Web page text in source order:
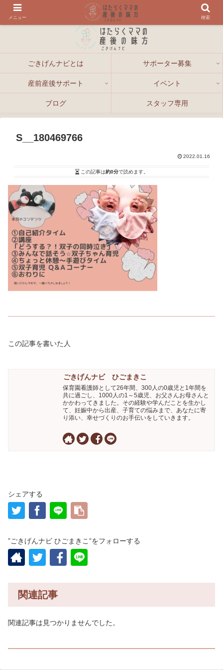
ごきげんナビとは サポーター募集
産前産後サポート イベント
ブログ スタッフ専用
S__180469766
2022.01.16
この記事は約0分で読めます。
この記事を書いた人
ごきげんナビ ひごまきこ
保育園看護師として26年間、300人の0歳児と1年間を
共に過ごし、1000人の1～5歳児、お父さんお母さんと
かかわってきました。その経験や学んだことを生かし
て、妊娠中から出産、子育ての悩みまで、あなたに寄
り添い、幸せづくりのお手伝いをしていきます。
シェアする
”ごきげんナビ ひごまきこ”をフォローする
関連記事
関連記事は見つかりませんでした。
メニュー 検索